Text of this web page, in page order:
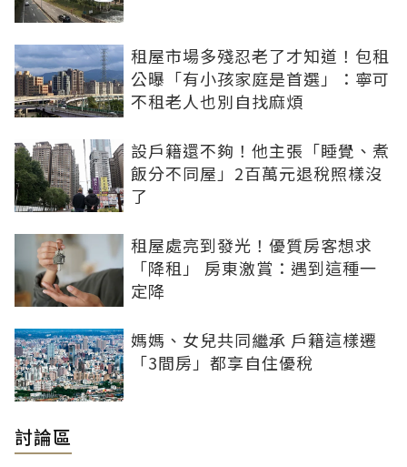
租屋市場多殘忍老了才知道！包租
公曝「有小孩家庭是首選」：寧可
不租老人也別自找麻煩
設戶籍還不夠！他主張「睡覺、煮
飯分不同屋」2百萬元退稅照樣沒
了
租屋處亮到發光！優質房客想求
「降租」 房東激賞：遇到這種一
定降
媽媽、女兒共同繼承 戶籍這樣遷
「3間房」都享自住優稅
討論區